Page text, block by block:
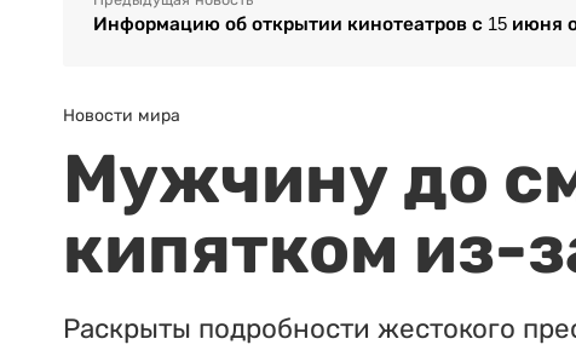
Информацию об открытии кинотеатров с 15 июня
Новости мира
Мужчину до
кипятком из-
Раскрыты подробности жестокого